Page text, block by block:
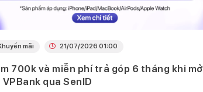
mãi 21/07/2026 01:00
700k và miễn phí trả góp 6 tháng khi mở
qua SenID